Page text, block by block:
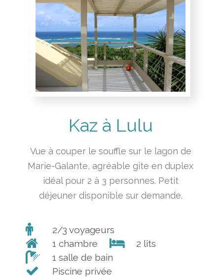
Kaz à Lulu
Vue à couper le souffle sur le lagon de
Marie-Galante, agréable gite en duplex
idéal pour 2 à 3 personnes. Petit
déjeuner disponible sur demande.
2/3 voyageurs
1 chambre
2 lits
1 salle de bain
Piscine privée